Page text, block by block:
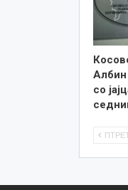
Албин
со